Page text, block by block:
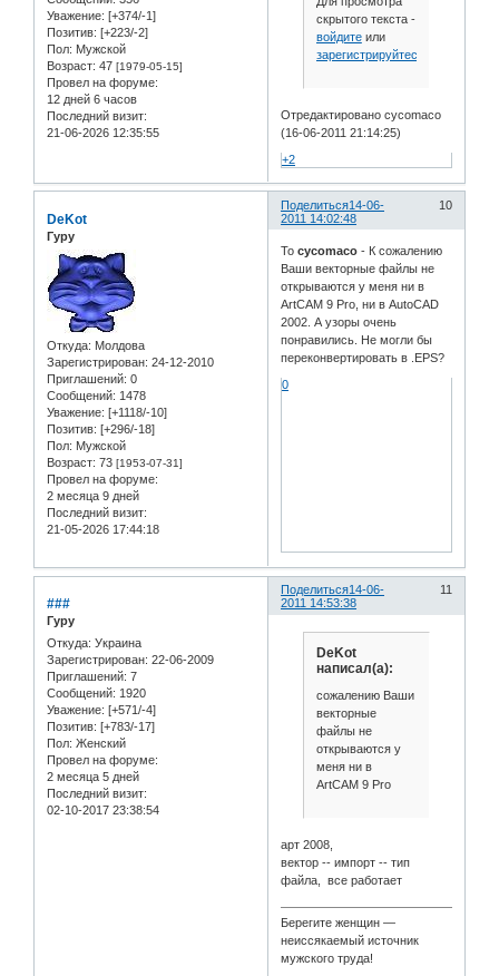
Уважение: [+374/-1]
Позитив: [+223/-2]
Пол: Мужской
Возраст: 47 [1979-05-15]
Провел на форуме:
12 дней 6 часов
Последний визит:
21-06-2026 12:35:55
скрытого текста -
войдитеили
зарегистрируйтесь
Отредактировано cycomaco
(16-06-2011 21:14:25)
+2
Поделиться 10
14-06-
2011 14:02:48
DeKot
Гуру
Откуда: Молдова
Зарегистрирован: 24-12-2010
Приглашений: 0
Сообщений: 1478
Уважение: [+1118/-10]
Позитив: [+296/-18]
Пол: Мужской
Возраст: 73 [1953-07-31]
Провел на форуме:
2 месяца 9 дней
Последний визит:
21-05-2026 17:44:18
Tocycomaco - К сожалению
Ваши векторные файлы не
открываются у меня ни в
ArtCAM 9 Pro, ни в AutoCAD
2002. А узоры очень
понравились. Не могли бы
переконвертировать в .EPS?
0
Поделиться 11
14-06-
2011 14:53:38
###
Гуру
Откуда: Украина
Зарегистрирован: 22-06-2009
Приглашений: 7
Сообщений: 1920
Уважение: [+571/-4]
Позитив: [+783/-17]
Пол: Женский
Провел на форуме:
2 месяца 5 дней
Последний визит:
02-10-2017 23:38:54
DeKot
написал(а):
сожалению Ваши
векторные
файлы не
открываются у
меня ни в
ArtCAM 9 Pro
арт 2008,
вектор -- импорт -- тип
файла, все работает
Берегите женщин —
неиссякаемый источник
мужского труда!